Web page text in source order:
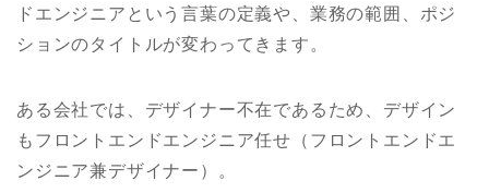
ドエンジニアという言葉の定義や、業務の範囲、ポジ
ションのタイトルが変わってきます。
ある会社では、デザイナー不在であるため、デザイン
もフロントエンドエンジニア任せ（フロントエンドエ
ンジニア兼デザイナー）。